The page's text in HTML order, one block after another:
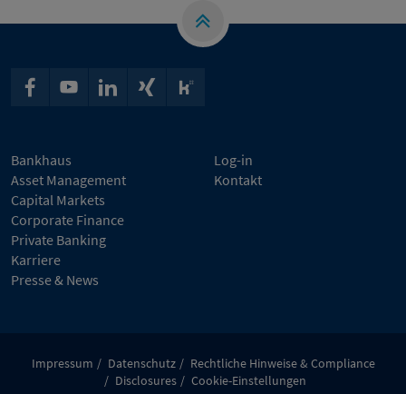
Bankhaus
Asset Management
Capital Markets
Corporate Finance
Private Banking
Karriere
Presse & News
Log-in
Kontakt
Impressum Datenschutz
Rechtliche Hinweise & Compliance
Disclosures
Cookie-Einstellungen